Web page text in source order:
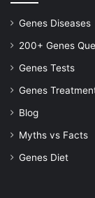
Genes Diseases
200+ Genes
Genes Tests
Genes
Blog
Myths vs Facts
Genes Diet